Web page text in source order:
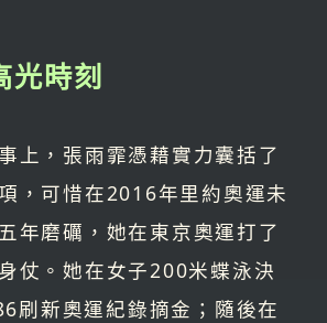
光時刻
上，張雨霏憑藉實力囊括了
，可惜在2016年里約奧運未
年磨礪，她在東京奧運打了
仗。她在女子200米蝶泳決
刷新奧運紀錄摘金；隨後在